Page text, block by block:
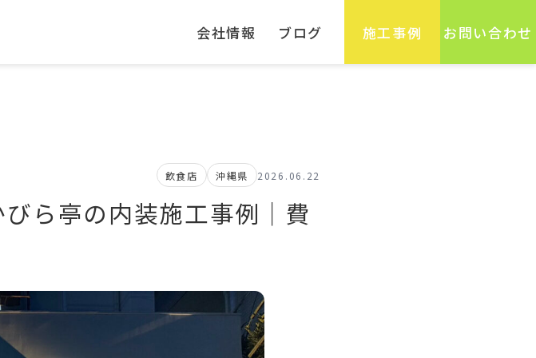
会社情報 ブログ 施工事例 お問い合わせ
飲食店 沖縄県 2026.06.22
びら亭の内装施工事例｜費